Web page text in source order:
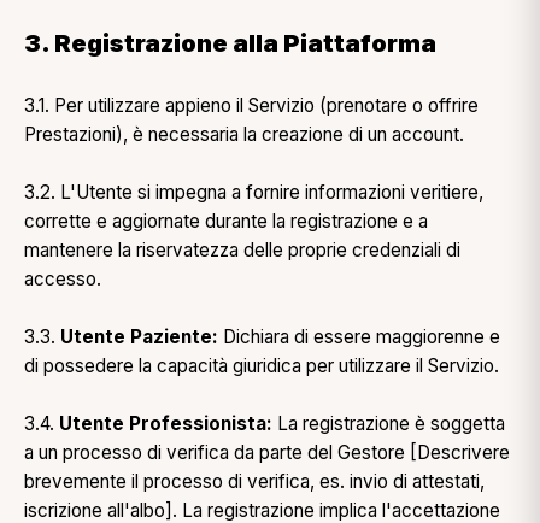
3. Registrazione alla Piattaforma
3.1. Per utilizzare appieno il Servizio (prenotare o offrire
Prestazioni), è necessaria la creazione di un account.
3.2. L'Utente si impegna a fornire informazioni veritiere,
corrette e aggiornate durante la registrazione e a
mantenere la riservatezza delle proprie credenziali di
accesso.
3.3. Utente Paziente: Dichiara di essere maggiorenne e
di possedere la capacità giuridica per utilizzare il Servizio.
3.4. Utente Professionista: La registrazione è soggetta
a un processo di verifica da parte del Gestore [Descrivere
brevemente il processo di verifica, es. invio di attestati,
iscrizione all'albo]. La registrazione implica l'accettazione